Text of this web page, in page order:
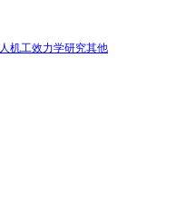
人机工效力学研究其他